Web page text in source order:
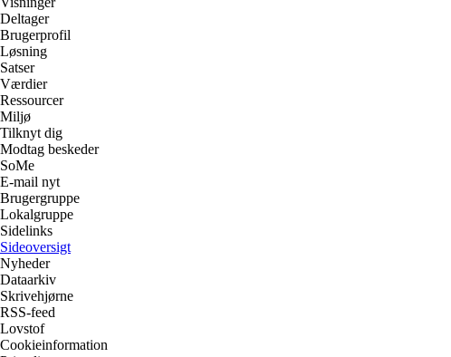
Deltager
Brugerprofil
Løsning
Satser
Værdier
Ressourcer
Miljø
Tilknyt dig
Modtag beskeder
SoMe
E-mail nyt
Brugergruppe
Lokalgruppe
Sidelinks
Sideoversigt
Nyheder
Dataarkiv
Skrivehjørne
RSS-feed
Lovstof
Cookieinformation